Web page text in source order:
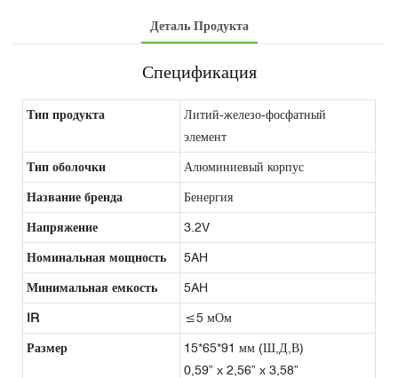
Деталь Продукта
Спецификация
Тип продукта
Литий-железо-фосфатный
элемент
Тип оболочки Алюминиевый корпус
Название бренда Бенергия
Напряжение 3.2V
Номинальная мощность 5AH
Минимальная емкость 5AH
IR ≤5 мОм
Размер
15*65*91 мм (Ш,Д,В)
0,59” x 2,56” x 3,58”